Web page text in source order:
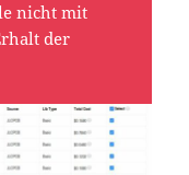
nicht mit
der